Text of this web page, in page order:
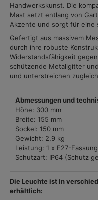
Handwerkskunst. Die
Mast setzt entlang von
Akzente und sorgt für eine
Gefertigt aus massivem
durch ihre robuste
Widerstandsfähigkeit
schützende Metallgitter
und unterstreichen
Abmessungen und
Höhe: 300 mm
Breite: 155 mm
Sockel: 150 mm
Gewicht: 2,9 kg
Leistung: 1 x E27-
Schutzart: IP64 (Schutz
Die Leuchte ist in
erhältlich: